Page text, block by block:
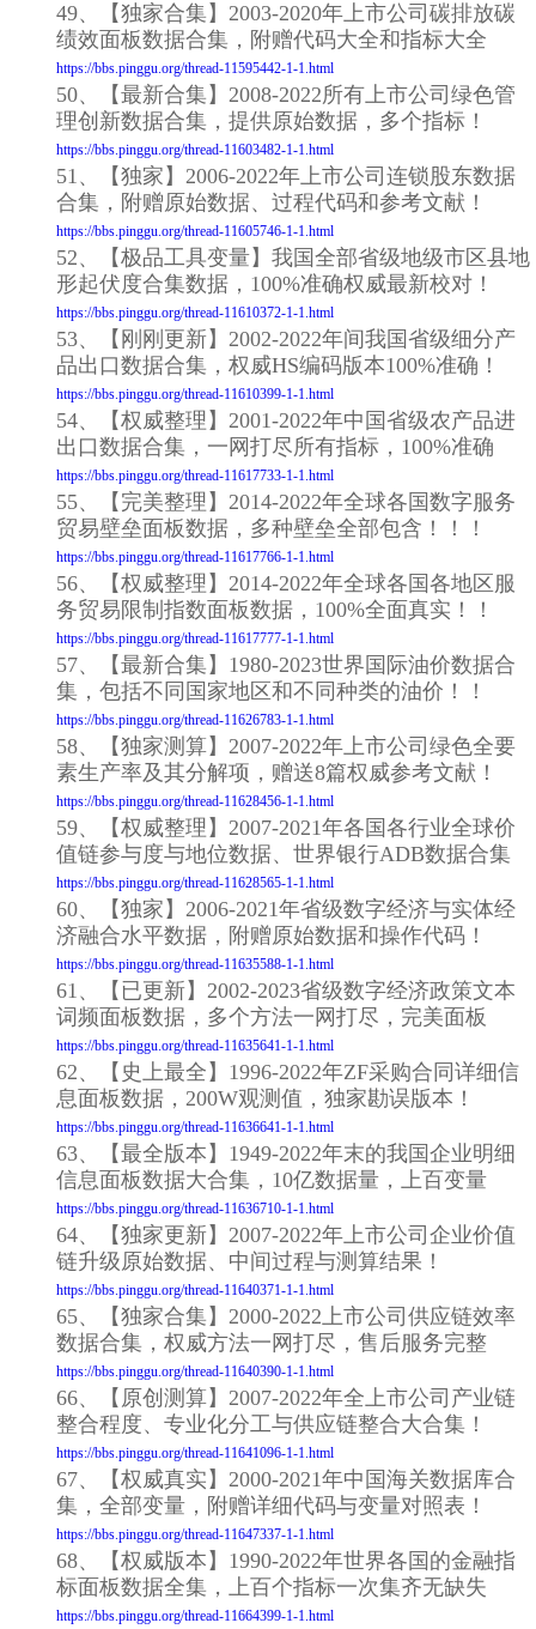
49、【独家合集】2003-2020年上市公司碳排放碳
绩效面板数据合集，附赠代码大全和指标大全
https://bbs.pinggu.org/thread-11595442-1-1.html
50、【最新合集】2008-2022所有上市公司绿色管
理创新数据合集，提供原始数据，多个指标！
https://bbs.pinggu.org/thread-11603482-1-1.html
51、【独家】2006-2022年上市公司连锁股东数据
合集，附赠原始数据、过程代码和参考文献！
https://bbs.pinggu.org/thread-11605746-1-1.html
52、【极品工具变量】我国全部省级地级市区县地
形起伏度合集数据，100%准确权威最新校对！
https://bbs.pinggu.org/thread-11610372-1-1.html
53、【刚刚更新】2002-2022年间我国省级细分产
品出口数据合集，权威HS编码版本100%准确！
https://bbs.pinggu.org/thread-11610399-1-1.html
54、【权威整理】2001-2022年中国省级农产品进
出口数据合集，一网打尽所有指标，100%准确
https://bbs.pinggu.org/thread-11617733-1-1.html
55、【完美整理】2014-2022年全球各国数字服务
贸易壁垒面板数据，多种壁垒全部包含！！！
https://bbs.pinggu.org/thread-11617766-1-1.html
56、【权威整理】2014-2022年全球各国各地区服
务贸易限制指数面板数据，100%全面真实！！
https://bbs.pinggu.org/thread-11617777-1-1.html
57、【最新合集】1980-2023世界国际油价数据合
集，包括不同国家地区和不同种类的油价！！
https://bbs.pinggu.org/thread-11626783-1-1.html
58、【独家测算】2007-2022年上市公司绿色全要
素生产率及其分解项，赠送8篇权威参考文献！
https://bbs.pinggu.org/thread-11628456-1-1.html
59、【权威整理】2007-2021年各国各行业全球价
值链参与度与地位数据、世界银行ADB数据合集
https://bbs.pinggu.org/thread-11628565-1-1.html
60、【独家】2006-2021年省级数字经济与实体经
济融合水平数据，附赠原始数据和操作代码！
https://bbs.pinggu.org/thread-11635588-1-1.html
61、【已更新】2002-2023省级数字经济政策文本
词频面板数据，多个方法一网打尽，完美面板
https://bbs.pinggu.org/thread-11635641-1-1.html
62、【史上最全】1996-2022年ZF采购合同详细信
息面板数据，200W观测值，独家勘误版本！
https://bbs.pinggu.org/thread-11636641-1-1.html
63、【最全版本】1949-2022年末的我国企业明细
信息面板数据大合集，10亿数据量，上百变量
https://bbs.pinggu.org/thread-11636710-1-1.html
64、【独家更新】2007-2022年上市公司企业价值
链升级原始数据、中间过程与测算结果！
https://bbs.pinggu.org/thread-11640371-1-1.html
65、【独家合集】2000-2022上市公司供应链效率
数据合集，权威方法一网打尽，售后服务完整
https://bbs.pinggu.org/thread-11640390-1-1.html
66、【原创测算】2007-2022年全上市公司产业链
整合程度、专业化分工与供应链整合大合集！
https://bbs.pinggu.org/thread-11641096-1-1.html
67、【权威真实】2000-2021年中国海关数据库合
集，全部变量，附赠详细代码与变量对照表！
https://bbs.pinggu.org/thread-11647337-1-1.html
68、【权威版本】1990-2022年世界各国的金融指
标面板数据全集，上百个指标一次集齐无缺失
https://bbs.pinggu.org/thread-11664399-1-1.html